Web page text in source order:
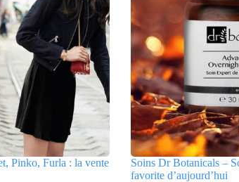
Pinko, Furla : la vente
Soins Dr Botanicals –
favorite d’aujourd’hui